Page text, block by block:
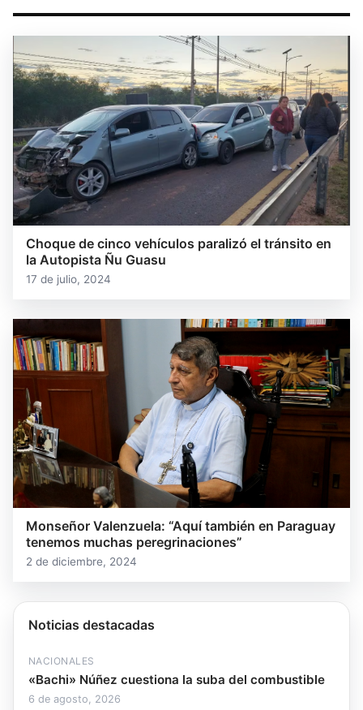
Choque de cinco vehículos paralizó el tránsito en
la Autopista Ñu Guasu
17 de julio, 2024
Monseñor Valenzuela: “Aquí también en Paraguay
tenemos muchas peregrinaciones”
2 de diciembre, 2024
Noticias destacadas
NACIONALES
«Bachi» Núñez cuestiona la suba del combustible
6 de agosto, 2026